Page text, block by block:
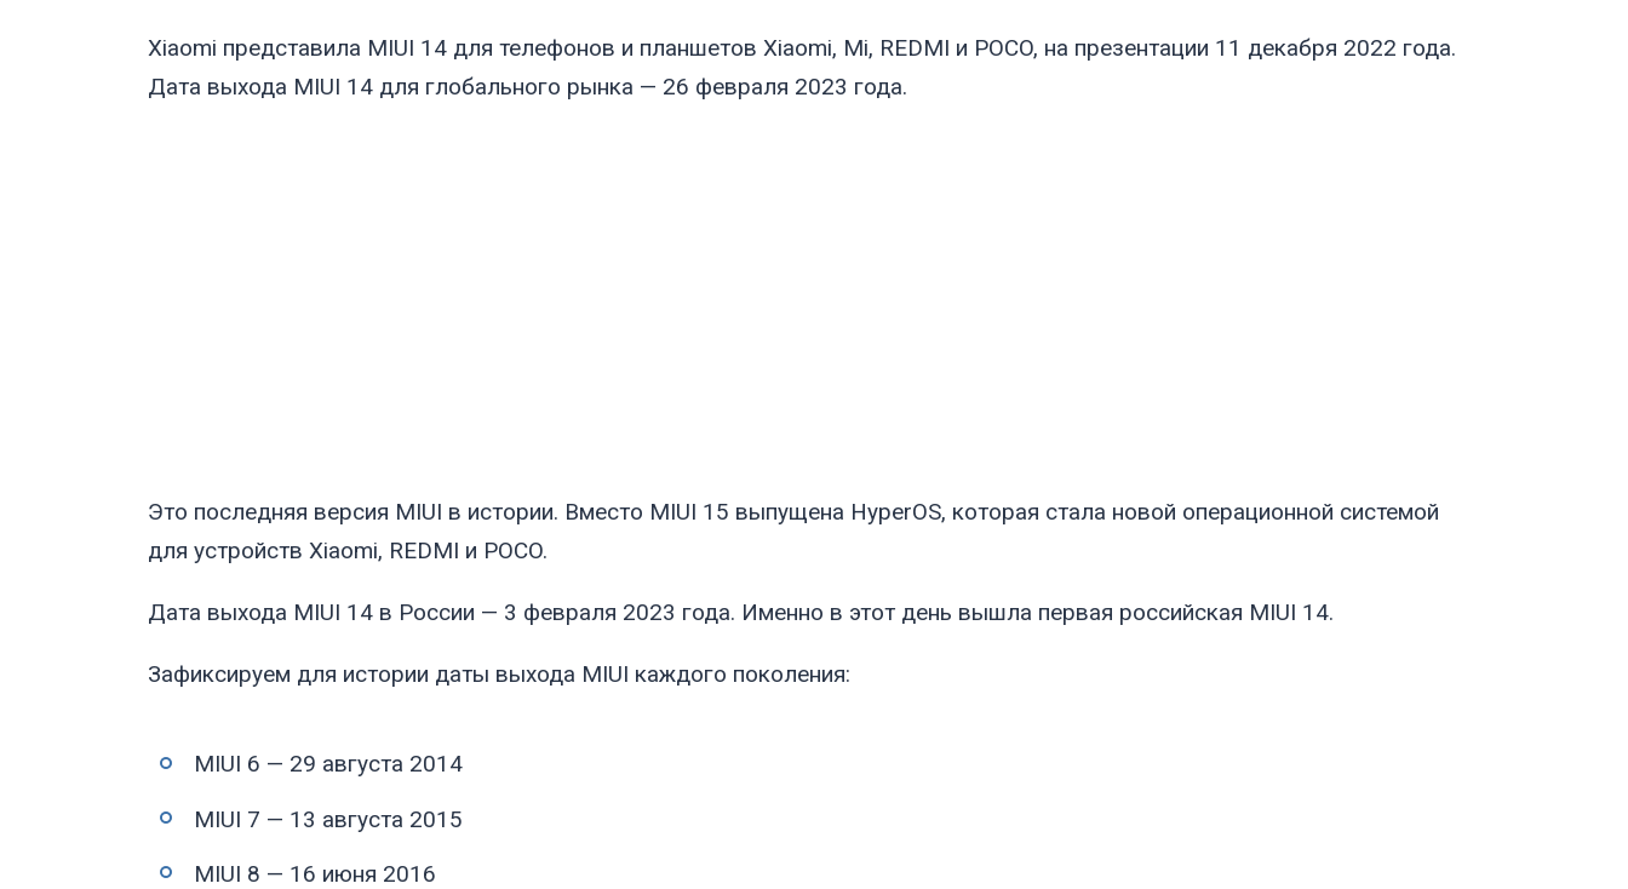
Xiaomi представила MIUI 14 для телефонов и планшетов Xiaomi, Mi, REDMI и POCO, на презентации 11 декабря 2022 года.
Дата выхода MIUI 14 для глобального рынка — 26 февраля 2023 года.
Это последняя версия MIUI в истории. Вместо MIUI 15 выпущена HyperOS, которая стала новой операционной системой
для устройств Xiaomi, REDMI и POCO.
Дата выхода MIUI 14 в России — 3 февраля 2023 года. Именно в этот день вышла первая российская MIUI 14.
Зафиксируем для истории даты выхода MIUI каждого поколения:
MIUI 6 — 29 августа 2014
MIUI 7 — 13 августа 2015
MIUI 8 — 16 июня 2016